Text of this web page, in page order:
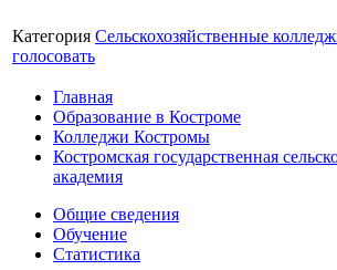
Категория Сельскохозяйственные
голосовать
Главная
Образование в Костроме
Колледжи Костромы
Костромская государственная
академия
Общие сведения
Обучение
Статистика